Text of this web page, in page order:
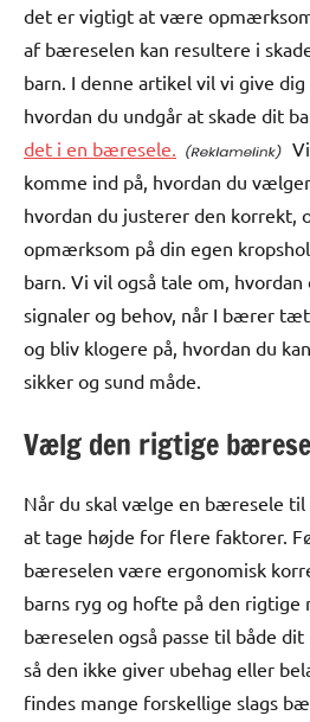
det er vigtigt at være
af bæreselen kan resultere i
barn. I denne artikel vil vi give
hvordan du undgår at skade dit
det i en bæresele.
komme ind på, hvordan du
hvordan du justerer den korrekt,
opmærksom på din egen
barn. Vi vil også tale om,
signaler og behov, når I bærer
og bliv klogere på, hvordan du
sikker og sund måde.
Vælg den rigtige
Når du skal vælge en bæresele
at tage højde for flere faktorer.
bæreselen være ergonomisk
barns ryg og hofte på den rigtige
bæreselen også passe til både dit
så den ikke giver ubehag eller
findes mange forskellige slags